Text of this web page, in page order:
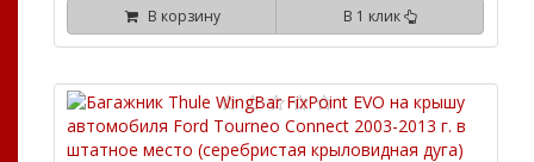
В корзину В 1 клик